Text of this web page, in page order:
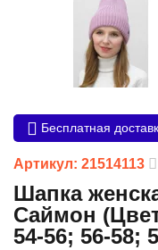
Бесплатная
Артикул: 21514113
Шапка
Саймон
54-56; 56-58;